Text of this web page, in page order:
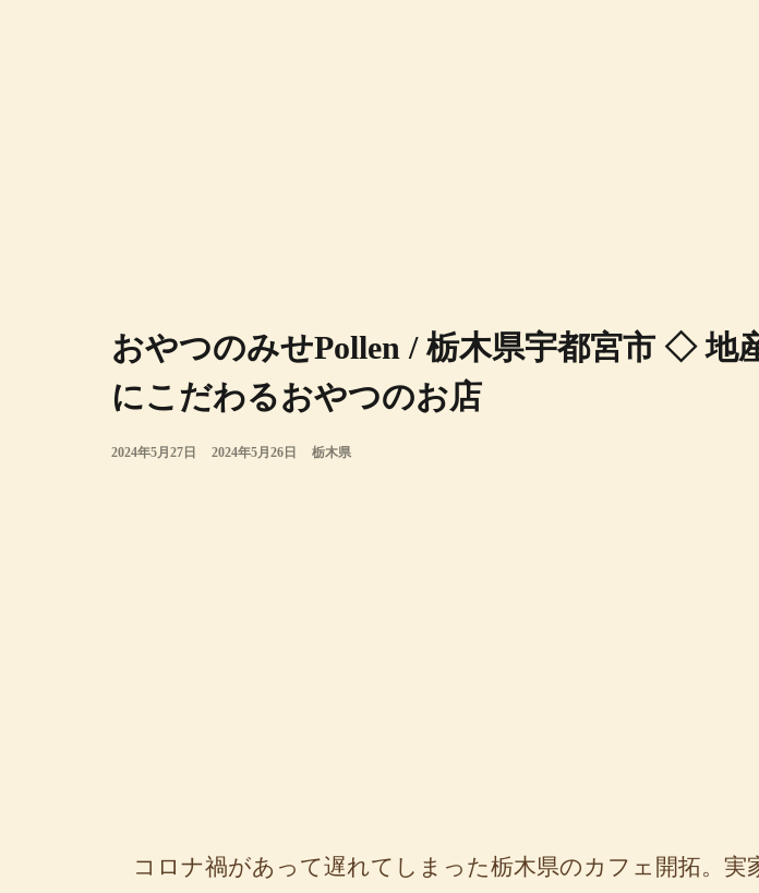
おやつのみせPollen / 栃木県宇都宮市 ◇ 地
にこだわるおやつのお店
2024年5月27日 2024年5月26日 栃木県
コロナ禍があって遅れてしまった栃木県のカフェ開拓。実